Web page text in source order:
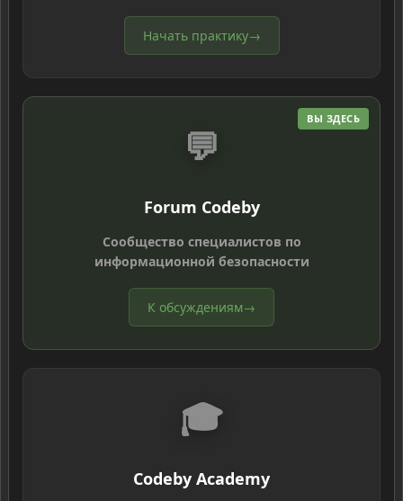
Начать практику→
ВЫ ЗДЕСЬ
💬
Forum Codeby
Сообщество специалистов по
информационной безопасности
К обсуждениям→
🎓
Codeby Academy